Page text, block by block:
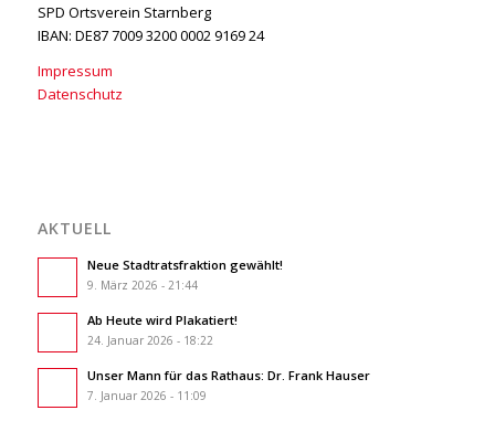
SPD Ortsverein Starnberg
IBAN: DE87 7009 3200 0002 9169 24
Impressum
Datenschutz
AKTUELL
Neue Stadtratsfraktion gewählt!
9. März 2026 - 21:44
Ab Heute wird Plakatiert!
24. Januar 2026 - 18:22
Unser Mann für das Rathaus: Dr. Frank Hauser
7. Januar 2026 - 11:09